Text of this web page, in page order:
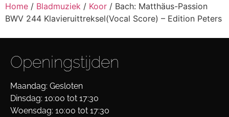
Home / Bladmuziek / Koor / Bach: Matthäus-Passion
BWV 244 Klavieruittreksel(Vocal Score) – Edition Peters
Openingstijden
Maandag: Gesloten
Dinsdag: 10:00 tot 17:30
Woensdag: 10:00 tot 17:30